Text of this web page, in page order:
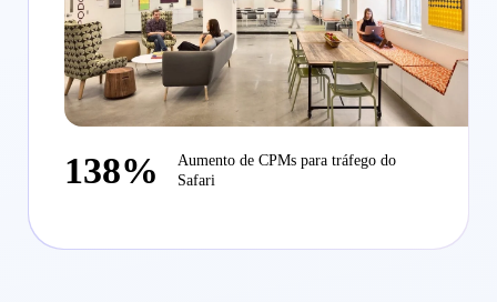
138%
Aumento de CPMs para tráfego do
Safari